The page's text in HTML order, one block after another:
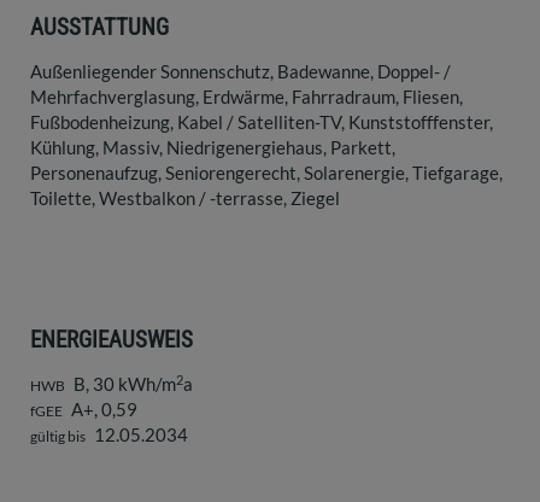
AUSSTATTUNG
Außenliegender Sonnenschutz Badewanne Doppel- /
Mehrfachverglasung Erdwärme Fahrradraum Fliesen
Fußbodenheizung Kabel / Satelliten-TV Kunststofffenster
Kühlung Massiv Niedrigenergiehaus Parkett
Personenaufzug Seniorengerecht Solarenergie Tiefgarage
Toilette Westbalkon / -terrasse Ziegel
ENERGIEAUSWEIS
HWB B, 30 kWh/m2a
fGEE A+, 0,59
gültig bis 12.05.2034